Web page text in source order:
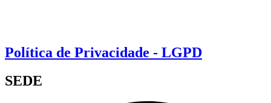
Política de Privacidade - LGPD
SEDE